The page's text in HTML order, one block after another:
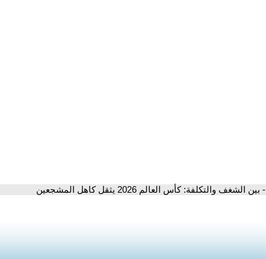
- بين الشغف والتكلفة: كأس العالم 2026 يثقل كاهل المشجعين